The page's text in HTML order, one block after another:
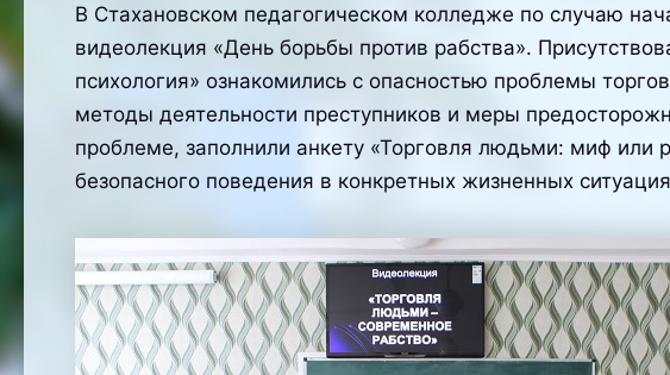
В Стахановском педагогическом колледже по случаю
видеолекция «День борьбы против рабства».
психология» ознакомились с опасностью проблемы
методы деятельности преступников и меры
проблеме, заполнили анкету «Торговля людьми: миф или
безопасного поведения в конкретных жизненных